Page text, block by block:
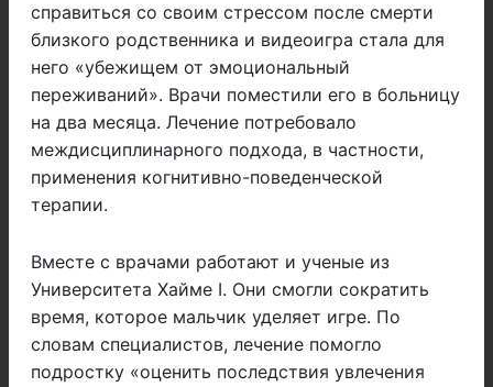
справиться со своим стрессом после смерти
близкого родственника и видеоигра стала для
него «убежищем от эмоциональный
переживаний». Врачи поместили его в больницу
на два месяца. Лечение потребовало
междисциплинарного подхода, в частности,
применения когнитивно-поведенческой
терапии.
Вместе с врачами работают и ученые из
Университета Хайме I. Они смогли сократить
время, которое мальчик уделяет игре. По
словам специалистов, лечение помогло
подростку «оценить последствия увлечения